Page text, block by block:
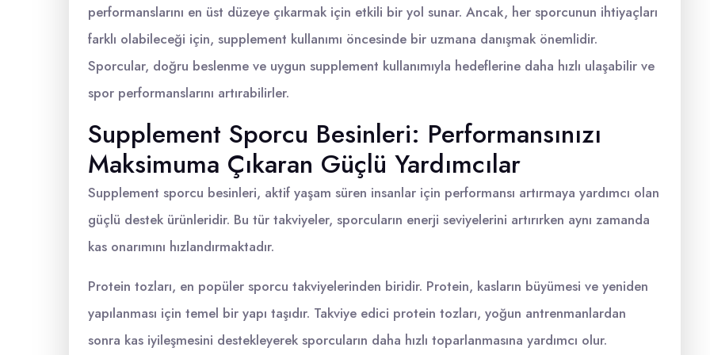
performanslarını en üst düzeye çıkarmak için etkili bir yol sunar. Ancak, her sporcunun ihtiyaçları
farklı olabileceği için, supplement kullanımı öncesinde bir uzmana danışmak önemlidir.
Sporcular, doğru beslenme ve uygun supplement kullanımıyla hedeflerine daha hızlı ulaşabilir ve
spor performanslarını artırabilirler.
Supplement Sporcu Besinleri: Performansınızı
Maksimuma Çıkaran Güçlü Yardımcılar
Supplement sporcu besinleri, aktif yaşam süren insanlar için performansı artırmaya yardımcı olan
güçlü destek ürünleridir. Bu tür takviyeler, sporcuların enerji seviyelerini artırırken aynı zamanda
kas onarımını hızlandırmaktadır.
Protein tozları, en popüler sporcu takviyelerinden biridir. Protein, kasların büyümesi ve yeniden
yapılanması için temel bir yapı taşıdır. Takviye edici protein tozları, yoğun antrenmanlardan
sonra kas iyileşmesini destekleyerek sporcuların daha hızlı toparlanmasına yardımcı olur.